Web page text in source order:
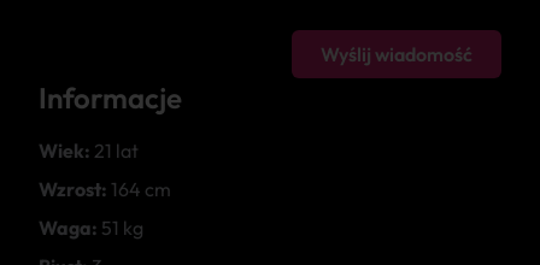
Wyślij wiadomość
Informacje
Wiek: 21 lat
Wzrost: 164 cm
Waga: 51 kg